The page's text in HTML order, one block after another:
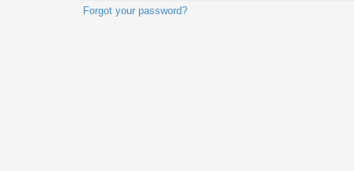
Forgot your password?